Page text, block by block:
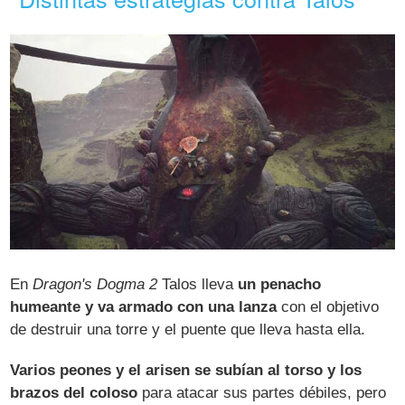
EnDragon's Dogma 2Talos lleva un penacho
humeante y va armado con una lanzacon el objetivo
de destruir una torre y el puente que lleva hasta ella.
Varios peones y el arisen se subían al torso y los
brazos del coloso para atacar sus partes débiles, pero